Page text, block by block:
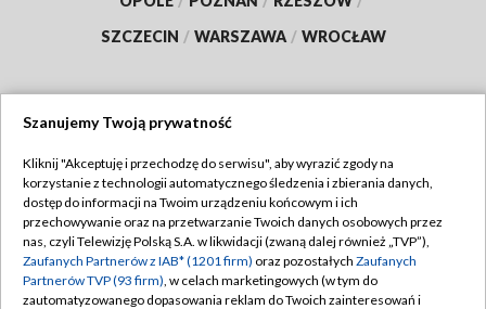
SZCZECIN / WARSZAWA / WROCŁAW
TVP
Abonament TVP
Emisja w TVP
Centrum informacji TVP
Regulamin TVP
Polityka prywatności
Moje zgody
Szanujemy Twoją prywatność
Kliknij "Akceptuję i przechodzę do serwisu", aby wyrazić zgody na
korzystanie z technologii automatycznego śledzenia i zbierania danych,
dostęp do informacji na Twoim urządzeniu końcowym i ich
przechowywanie oraz na przetwarzanie Twoich danych osobowych przez
nas, czyli Telewizję Polską S.A. w likwidacji (zwaną dalej również „TVP”),
Zaufanych Partnerów z IAB* (1201 firm) oraz pozostałych Zaufanych
Partnerów TVP (93 firm), w celach marketingowych (w tym do
zautomatyzowanego dopasowania reklam do Twoich zainteresowań i